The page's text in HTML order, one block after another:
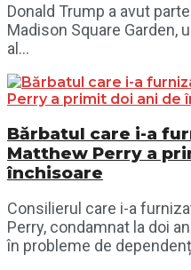
Donald Trump a avut
Madison Square Garden,
al...
Bărbatul care i-a
Matthew Perry a
închisoare
Consilierul care i-a
Perry, condamnat la doi
în probleme de